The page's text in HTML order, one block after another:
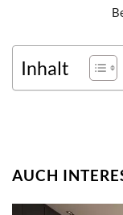
Inhalt
AUCH